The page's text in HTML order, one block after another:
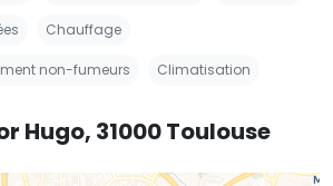
Chauffage
non-fumeurs Climatisation
Hugo, 31000 Toulouse